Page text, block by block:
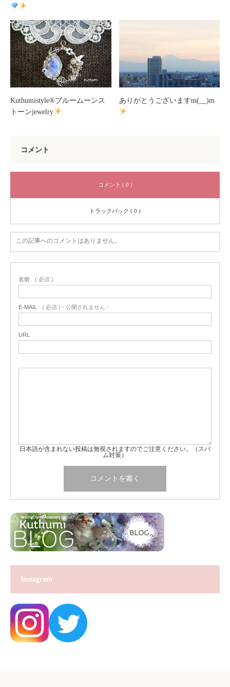
Kuthumistyle®️ブルームーンス
トーンjewelry
ありがとうございますm(__)m
コメント
コメント ( 0 )
トラックバック ( 0 )
この記事へのコメントはありません。
名前 ( 必須 )
E-MAIL ( 必須 ) - 公開されません -
URL
日本語が含まれない投稿は無視されますのでご注意ください。（スパ
ム対策）
Instagram